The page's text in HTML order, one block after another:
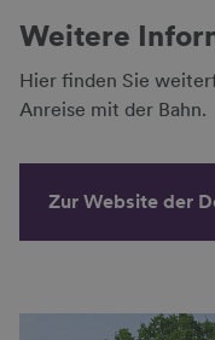
Weitere
Hier finden Sie
Anreise mit der Bahn.
Zur Website der